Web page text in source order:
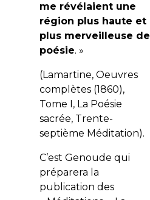
me révélaient une
région plus haute et
plus merveilleuse de
poésie. »
(Lamartine, Oeuvres
complètes (1860),
Tome I, La Poésie
sacrée,Trente-
septième Méditation).
C’est Genoude qui
préparera la
publication des